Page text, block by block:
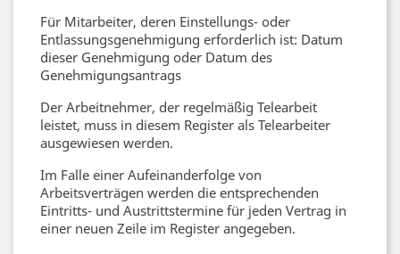
Für Mitarbeiter, deren Einstellungs- oder
Entlassungsgenehmigung erforderlich ist: Datum
dieser Genehmigung oder Datum des
Genehmigungsantrags
Der Arbeitnehmer, der regelmäßig Telearbeit
leistet, muss in diesem Register als Telearbeiter
ausgewiesen werden.
Im Falle einer Aufeinanderfolge von
Arbeitsverträgen werden die entsprechenden
Eintritts- und Austrittstermine für jeden Vertrag in
einer neuen Zeile im Register angegeben.